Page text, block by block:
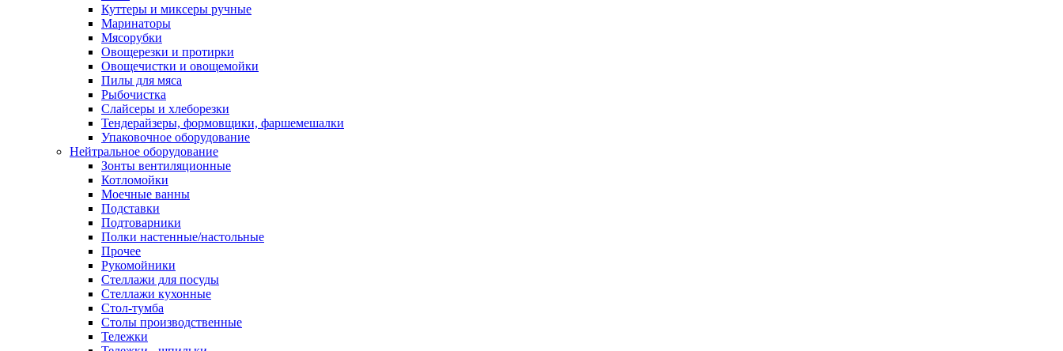
Куттеры и миксеры ручные
Маринаторы
Мясорубки
Овощерезки и протирки
Овощечистки и овощемойки
Пилы для мяса
Рыбочистка
Слайсеры и хлеборезки
Тендерайзеры, формовщики, фаршемешалки
Упаковочное оборудование
Нейтральное оборудование
Зонты вентиляционные
Котломойки
Моечные ванны
Подставки
Подтоварники
Полки настенные/настольные
Прочее
Рукомойники
Стеллажи для посуды
Стеллажи кухонные
Стол-тумба
Столы производственные
Тележки